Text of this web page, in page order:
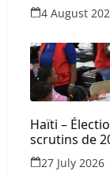
4 August
Haïti –
scrutins de
27 July 2026